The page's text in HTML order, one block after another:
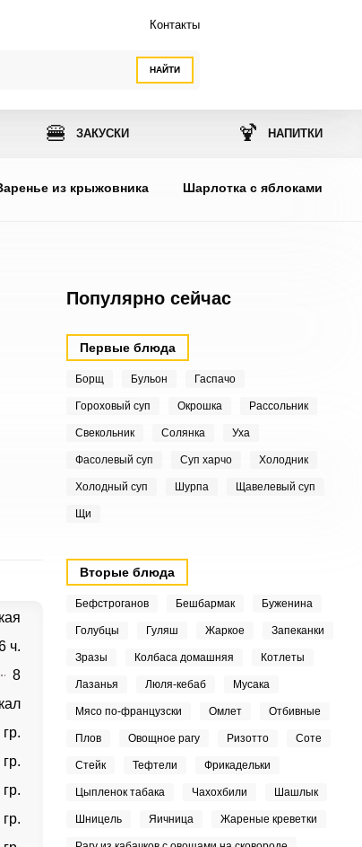
НАЙТИ
Контакты
🍔 ЗАКУСКИ 🍹 НАПИТКИ
из крыжовника Шарлотка с яблоками
ч.
8
Популярно сейчас
Первые блюда
Борщ Бульон Гаспачо
Гороховый суп Окрошка Рассольник
Свекольник Солянка Уха
Фасолевый суп Суп харчо Холодник
Холодный суп Шурпа Щавелевый суп
Щи
Вторые блюда
Бефстроганов Бешбармак Буженина
Голубцы Гуляш Жаркое Запеканки
Зразы Колбаса домашняя Котлеты
Лазанья Люля-кебаб Мусака
Мясо по-французски Омлет Отбивные
Плов Овощное рагу Ризотто Соте
Стейк Тефтели Фрикадельки
Цыпленок табака Чахохбили Шашлык
Шницель Яичница Жареные креветки